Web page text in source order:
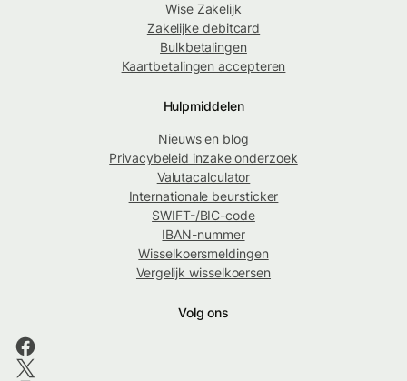
Wise Zakelijk
Zakelijke debitcard
Bulkbetalingen
Kaartbetalingen accepteren
Hulpmiddelen
Nieuws en blog
Privacybeleid inzake onderzoek
Valutacalculator
Internationale beursticker
SWIFT-/BIC-code
IBAN-nummer
Wisselkoersmeldingen
Vergelijk wisselkoersen
Volg ons